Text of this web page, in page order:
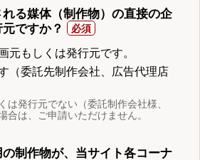
る媒体（制作物）の直接の企
ですか？
元もしくは発行元です。
（委託先制作会社、広告代理店
発行元でない（委託制作会社様、
合は、ご申請いただけません。
制作物が、当サイト各コーナ